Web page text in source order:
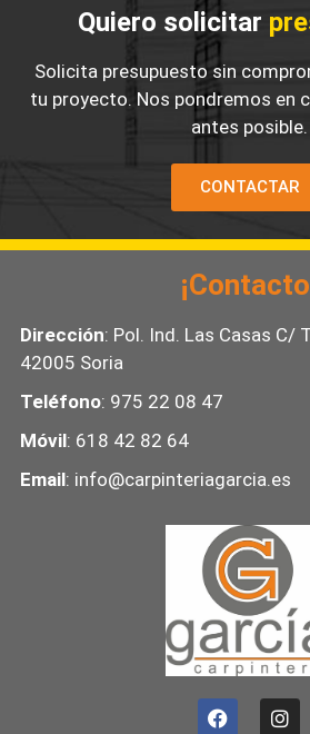
Quiero solicitar
Solicita presupuesto sin
tu proyecto. Nos pondremos en
antes posible.
CONTACTAR
Dirección: Pol. Ind. Las Casas C/
42005 Soria
Teléfono: 975 22 08 47
Móvil: 618 42 82 64
Email: info@carpinteriagarcia.es